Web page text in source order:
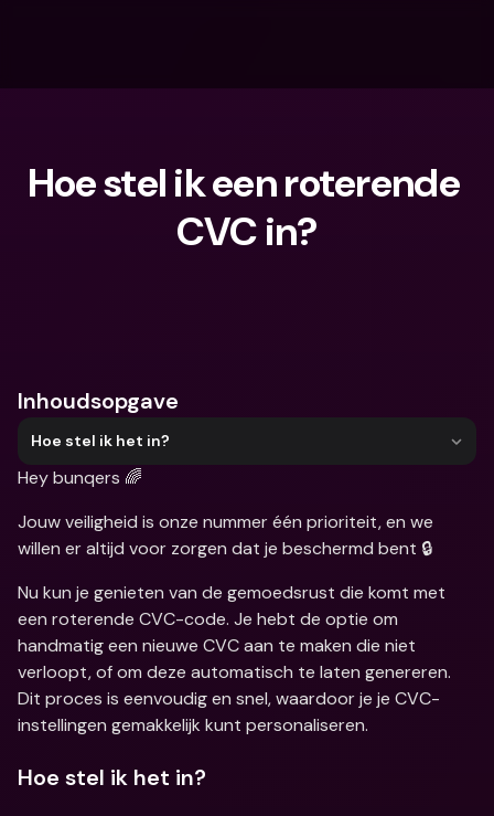
Hoe stel ik een roterende
CVC in?
Inhoudsopgave
Hoe stel ik het in?
Hey bunqers 🌈
Jouw veiligheid is onze nummer één prioriteit, en we
willen er altijd voor zorgen dat je beschermd bent 🔒
Nu kun je genieten van de gemoedsrust die komt met
een roterende CVC-code. Je hebt de optie om
handmatig een nieuwe CVC aan te maken die niet
verloopt, of om deze automatisch te laten genereren.
Dit proces is eenvoudig en snel, waardoor je je CVC-
instellingen gemakkelijk kunt personaliseren.
Hoe stel ik het in?